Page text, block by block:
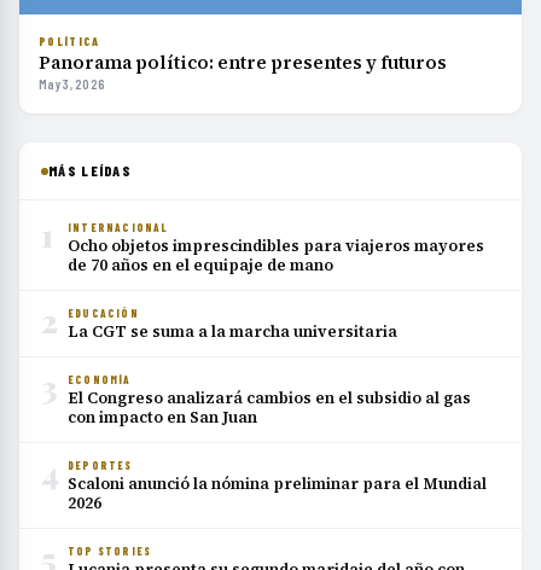
POLÍTICA
Panorama político: entre presentes y futuros
May 3, 2026
MÁS LEÍDAS
1 INTERNACIONAL
Ocho objetos imprescindibles para viajeros mayores
de 70 años en el equipaje de mano
2 EDUCACIÓN
La CGT se suma a la marcha universitaria
3 ECONOMÍA
El Congreso analizará cambios en el subsidio al gas
con impacto en San Juan
4 DEPORTES
Scaloni anunció la nómina preliminar para el Mundial
2026
5 TOP STORIES